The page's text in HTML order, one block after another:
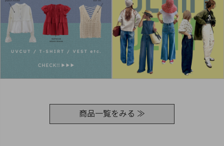
商品一覧をみる ≫